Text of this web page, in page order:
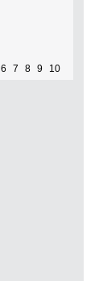
6 7 8 9 10